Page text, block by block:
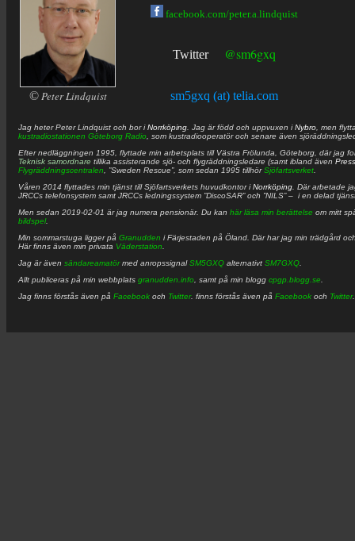
© Peter Lindquist
facebook.com/peter.a.lindquist
Twitter @sm6gxq
sm5gxq (at) telia.com
Jag heterPeter Lindquist och bor iNorrköping . Jag är född och uppvuxen iNybro , men
kustradiostationen Göteborg Radio , som kustradiooperatör och senare även
Efter nedläggningen 1995, flyttade min arbetsplats till Västra Frölunda, Göteborg, där jag
Teknisk samordnare tillika assisterande sjö- och flygräddningsledare (samt ibland även
Flygräddningscentralen , ”Sweden Rescue”, som sedan 1995 tillhörSjöfartsverket
Våren 2014 flyttades min tjänst till Sjöfartsverkets huvudkontor iNorrköping . Där arbetade
JRCCs telefonsystem samt JRCCs ledningssystem ”DiscoSAR” och ”NILS” – i en delad
Men sedan 2019-02-01 är jag numera pensionär. Du kan här läsa min berättelse om mitt
bildspel.
Min sommarstuga ligger på Granudden i Färjestaden på Öland. Där har jag min trädgård
Här finns även min privata Väderstation
Jag är även sändareamatörmed anropssignalSM5GXQ alternativt SM7GXQ
Allt publiceras på min webbplats granudden.info , samt på min blogg cpgp.blogg.se
Jag finns förstås även på Facebook och Twitter. finns förstås även på Facebook och Twitter.